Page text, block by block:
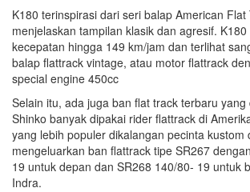
K180 terinspirasi dari seri balap American Flat
menjelaskan tampilan klasik dan agresif.
kecepatan hingga 149 km/jam dan terlihat
balap flattrack vintage, atau motor flattrack
special engine 450cc
Selain itu, ada juga ban flat track terbaru yang
Shinko banyak dipakai rider flattrack di
yang lebih populer dikalangan pecinta kustom
mengeluarkan ban flattrack tipe SR267
19 untuk depan dan SR268 140/80- 19 untuk
Indra.